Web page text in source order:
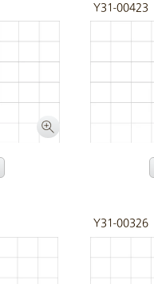
Y31-00423
Y31-00326